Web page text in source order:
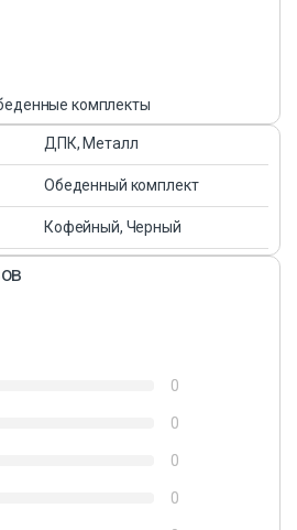
комплекты
ДПК, Металл
Обеденный комплект
Кофейный, Черный
0
0
0
0